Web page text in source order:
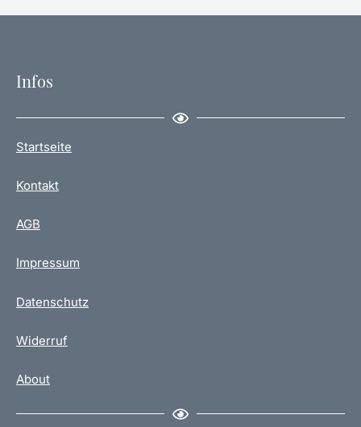
Infos
Startseite
Kontakt
AGB
Impressum
Datenschutz
Widerruf
About